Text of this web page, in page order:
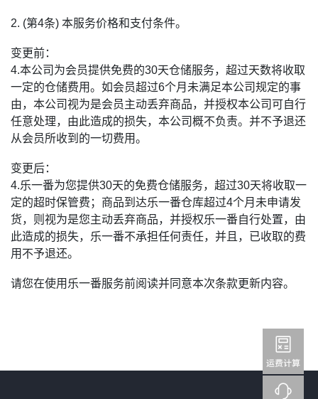
2. (第4条) 本服务价格和支付条件。
变更前：
4.本公司为会员提供免费的30天仓储服务，超过天数将收取
一定的仓储费用。如会员超过6个月未满足本公司规定的事
由，本公司视为是会员主动丢弃商品，并授权本公司可自行
任意处理，由此造成的损失，本公司概不负责。并不予退还
从会员所收到的一切费用。
变更后：
4.乐一番为您提供30天的免费仓储服务，超过30天将收取一
定的超时保管费；商品到达乐一番仓库超过4个月未申请发
货，则视为是您主动丢弃商品，并授权乐一番自行处置，由
此造成的损失，乐一番不承担任何责任，并且，已收取的费
用不予退还。
请您在使用乐一番服务前阅读并同意本次条款更新内容。